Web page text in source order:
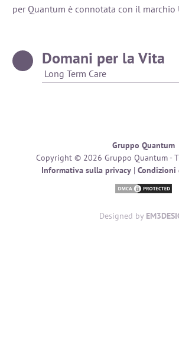
per Quantum è connotata con il marchio
Domani per la Vita
Long Term Care
Gruppo Quantum
Copyright © 2026 Gruppo Quantum -
Informativa sulla privacy |
Designed by